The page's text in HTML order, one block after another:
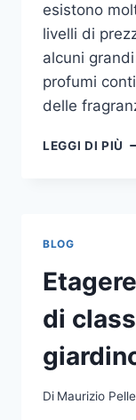
esistono
livelli di
alcuni
profumi
delle
LEGGI DI PIÙ
BLOG
di
Di Maurizio